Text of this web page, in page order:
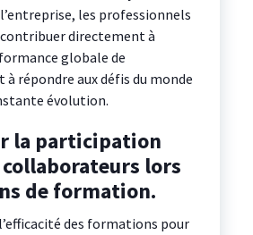
les professionnels
directement à
globale de
à répondre aux défis du monde
évolution.
la participation
lors
de formation.
des formations pour